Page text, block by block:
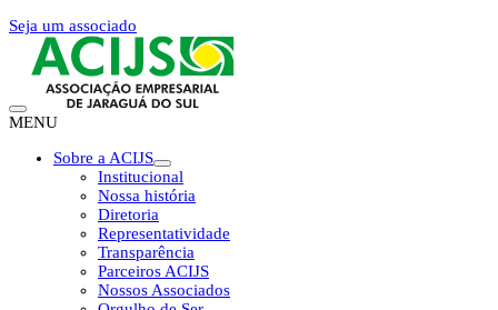
Seja um associado
MENU
Sobre a ACIJS
Institucional
Nossa história
Diretoria
Representatividade
Transparência
Parceiros ACIJS
Nossos Associados